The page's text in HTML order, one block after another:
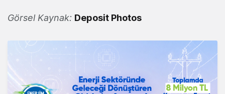
Görsel Kaynak: Deposit Photos